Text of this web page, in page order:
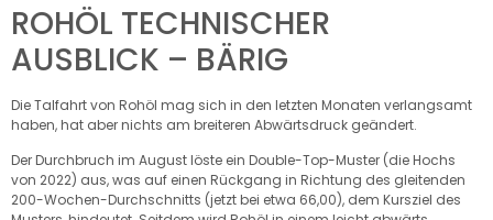
ROHÖL TECHNISCHER
AUSBLICK – BÄRIG
Die Talfahrt von Rohöl mag sich in den letzten Monaten verlangsamt
haben, hat aber nichts am breiteren Abwärtsdruck geändert.
Der Durchbruch im August löste ein Double-Top-Muster (die Hochs
von 2022) aus, was auf einen Rückgang in Richtung des gleitenden
200-Wochen-Durchschnitts (jetzt bei etwa 66,00), dem Kursziel des